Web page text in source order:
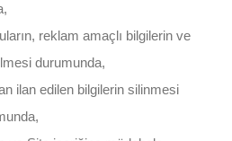
reklam amaçlı bilgilerin ve
durumunda,
ilan edilen bilgilerin silinmesi